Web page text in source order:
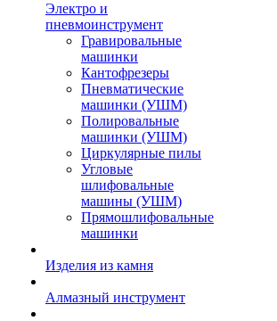
Электро и
пневмоинструмент
Гравировальные
машинки
Кантофрезеры
Пневматические
машинки (УШМ)
Полировальные
машинки (УШМ)
Циркулярные пилы
Угловые
шлифовальные
машины (УШМ)
Прямошлифовальные
машинки
Изделия из камня
Алмазный инструмент